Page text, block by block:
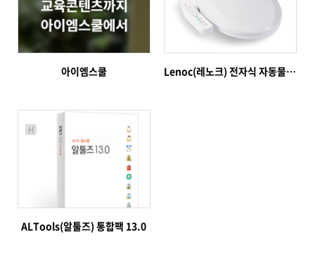
아이엠스쿨 Lenoc(레노크) 전자식 자동물내림 비데
H
ALTools(알툴즈) 통합팩 13.0